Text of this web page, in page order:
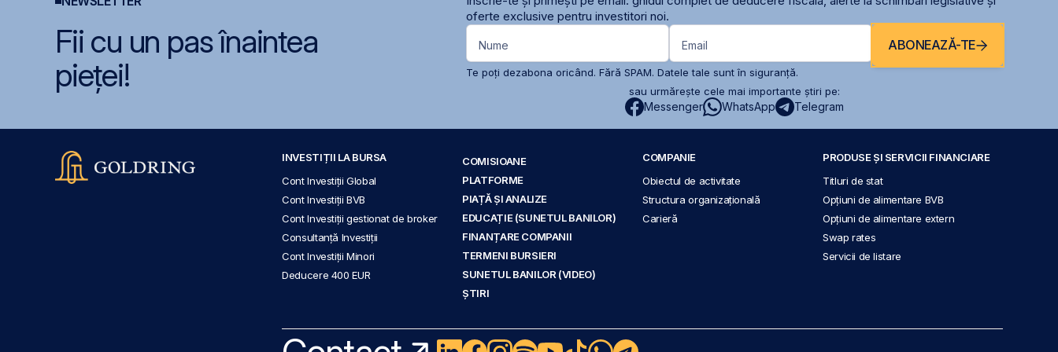
oferte exclusive pentru investitori noi.
Fii cu un pas înaintea
pieței!
Nume Email ABONEAZĂ-TE
Te poți dezabona oricând. Fără SPAM. Datele tale sunt în siguranță.
sau urmărește cele mai importante știri pe:
Messenger WhatsApp Telegram
INVESTIȚII LA BURSA
Cont Investiții Global
Cont Investiții BVB
Cont Investiții gestionat de broker
Consultanță Investiții
Cont Investiții Minori
Deducere 400 EUR
COMISIOANE
PLATFORME
PIAȚĂ ȘI ANALIZE
EDUCAȚIE (SUNETUL BANILOR)
FINANȚARE COMPANII
TERMENI BURSIERI
SUNETUL BANILOR (VIDEO)
ȘTIRI
COMPANIE
Obiectul de activitate
Structura organizațională
Carieră
PRODUSE ȘI SERVICII FINANCIARE
Titluri de stat
Opțiuni de alimentare BVB
Opțiuni de alimentare extern
Swap rates
Servicii de listare